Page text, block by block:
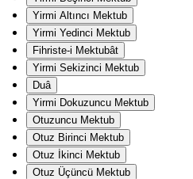
Yirmi Altıncı Mektub
Yirmi Yedinci Mektub
Fihriste-i Mektubât
Yirmi Sekizinci Mektub
Duâ
Yirmi Dokuzuncu Mektub
Otuzuncu Mektub
Otuz Birinci Mektub
Otuz İkinci Mektub
Otuz Üçüncü Mektub